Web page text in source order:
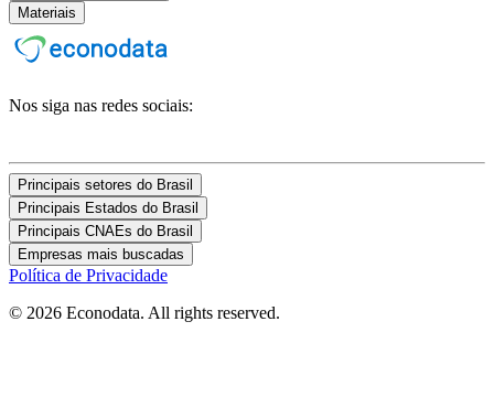
Materiais
Nos siga nas redes sociais:
Principais setores do Brasil
Principais Estados do Brasil
Principais CNAEs do Brasil
Empresas mais buscadas
Política de Privacidade
© 2026 Econodata. All rights reserved.